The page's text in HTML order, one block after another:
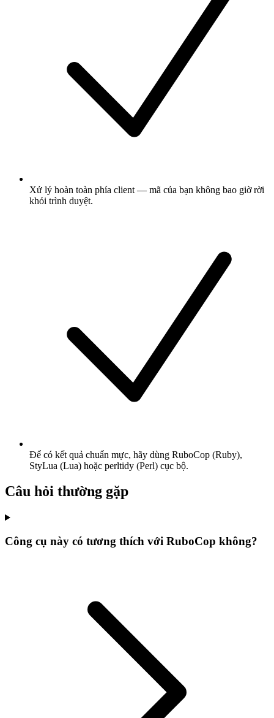
Xử lý hoàn toàn phía client — mã của bạn không bao giờ rời
khỏi trình duyệt.
Để có kết quả chuẩn mực, hãy dùng RuboCop (Ruby),
StyLua (Lua) hoặc perltidy (Perl) cục bộ.
Câu hỏi thường gặp
Công cụ này có tương thích với RuboCop không?